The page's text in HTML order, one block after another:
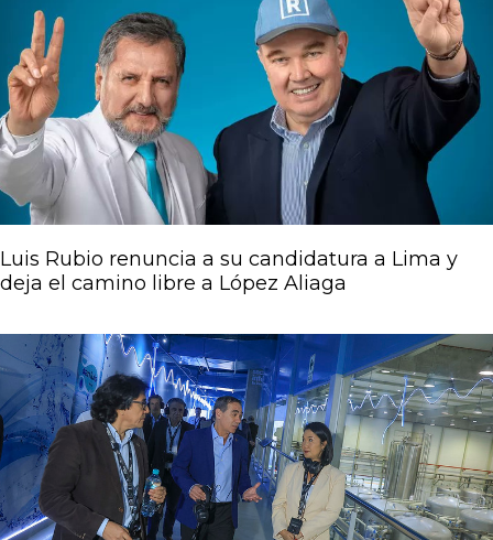
Luis Rubio renuncia a su candidatura a Lima y
deja el camino libre a López Aliaga